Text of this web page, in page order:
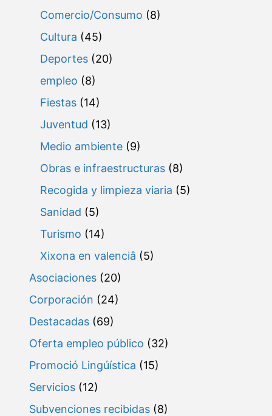
Comercio/Consumo (8)
Cultura (45)
Deportes (20)
empleo (8)
Fiestas (14)
Juventud (13)
Medio ambiente (9)
Obras e infraestructuras (8)
Recogida y limpieza viaria (5)
Sanidad (5)
Turismo (14)
Xixona en valenciâ (5)
Asociaciones (20)
Corporación (24)
Destacadas (69)
Oferta empleo público (32)
Promoció Lingúística (15)
Servicios (12)
Subvenciones recibidas (8)